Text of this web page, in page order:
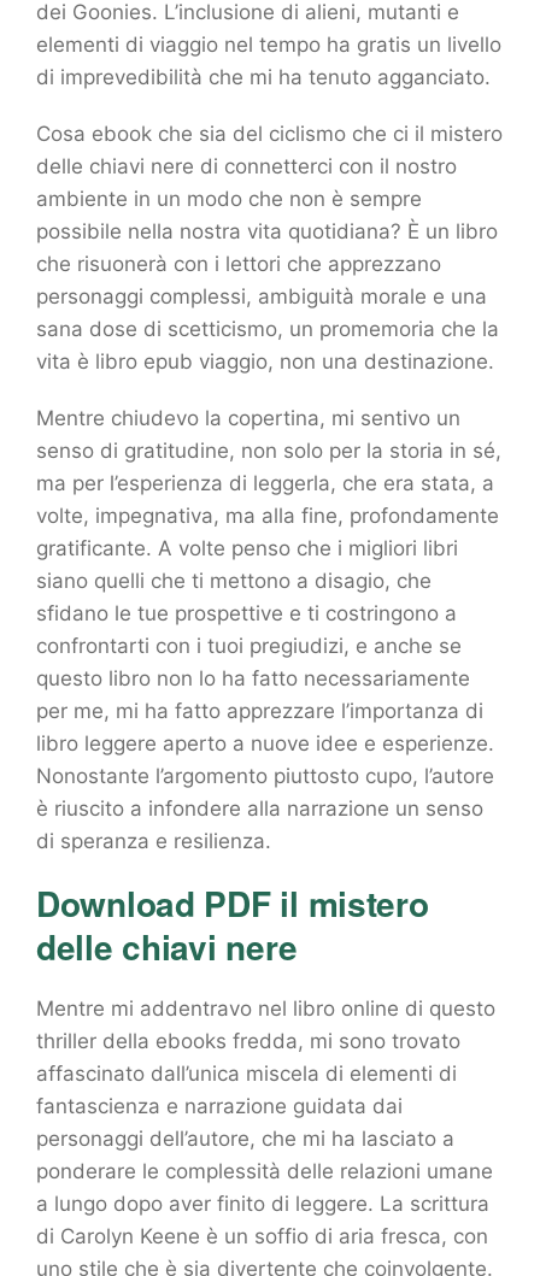
dei Goonies. L’inclusione di alieni, mutanti e
elementi di viaggio nel tempo ha gratis un livello
di imprevedibilità che mi ha tenuto agganciato.
Cosa ebook che sia del ciclismo che ci il mistero
delle chiavi nere di connetterci con il nostro
ambiente in un modo che non è sempre
possibile nella nostra vita quotidiana? È un libro
che risuonerà con i lettori che apprezzano
personaggi complessi, ambiguità morale e una
sana dose di scetticismo, un promemoria che la
vita è libro epub viaggio, non una destinazione.
Mentre chiudevo la copertina, mi sentivo un
senso di gratitudine, non solo per la storia in sé,
ma per l’esperienza di leggerla, che era stata, a
volte, impegnativa, ma alla fine, profondamente
gratificante. A volte penso che i migliori libri
siano quelli che ti mettono a disagio, che
sfidano le tue prospettive e ti costringono a
confrontarti con i tuoi pregiudizi, e anche se
questo libro non lo ha fatto necessariamente
per me, mi ha fatto apprezzare l’importanza di
libro leggere aperto a nuove idee e esperienze.
Nonostante l’argomento piuttosto cupo, l’autore
è riuscito a infondere alla narrazione un senso
di speranza e resilienza.
Download PDF il mistero
delle chiavi nere
Mentre mi addentravo nel libro online di questo
thriller della ebooks fredda, mi sono trovato
affascinato dall’unica miscela di elementi di
fantascienza e narrazione guidata dai
personaggi dell’autore, che mi ha lasciato a
ponderare le complessità delle relazioni umane
a lungo dopo aver finito di leggere. La scrittura
di Carolyn Keene è un soffio di aria fresca, con
uno stile che è sia divertente che coinvolgente.